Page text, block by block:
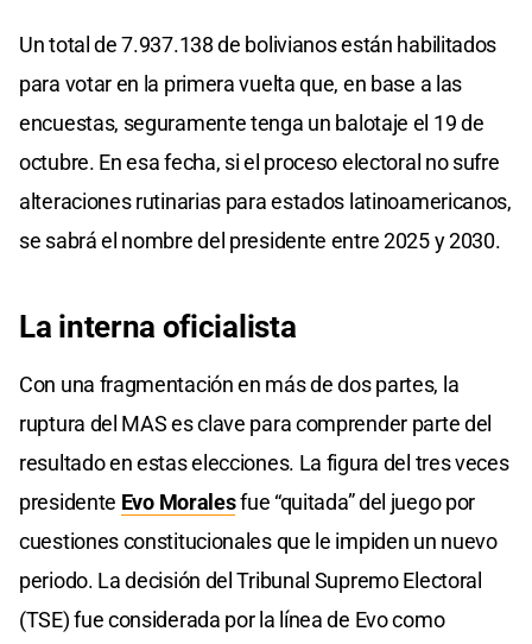
Un total de 7.937.138 de bolivianos están habilitados
para votar en la primera vuelta que, en base a las
encuestas, seguramente tenga un balotaje el 19 de
octubre. En esa fecha, si el proceso electoral no sufre
alteraciones rutinarias para estados latinoamericanos,
se sabrá el nombre del presidente entre 2025 y 2030.
La interna oficialista
Con una fragmentación en más de dos partes, la
ruptura del MAS es clave para comprender parte del
resultado en estas elecciones. La figura del tres veces
presidente Evo Moralesfue “quitada” del juego por
cuestiones constitucionales que le impiden un nuevo
periodo. La decisión del Tribunal Supremo Electoral
(TSE) fue considerada por la línea de Evo como